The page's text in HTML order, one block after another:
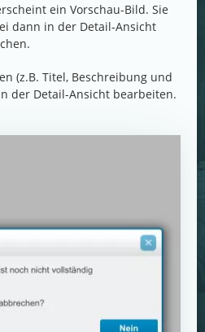
ein Vorschau-Bild. Sie
dann in der Detail-Ansicht
(z.B. Titel, Beschreibung und
der Detail-Ansicht bearbeiten.